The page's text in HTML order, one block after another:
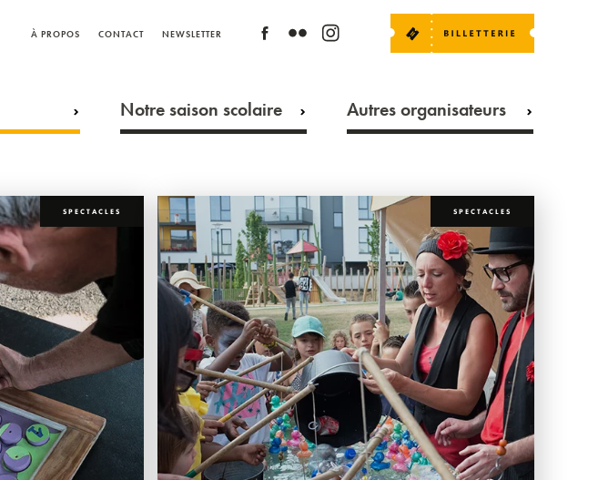
À PROPOS CONTACT NEWSLETTER
Notre saison scolaire Autres organisateurs
SPECTACLES SPECTACLES